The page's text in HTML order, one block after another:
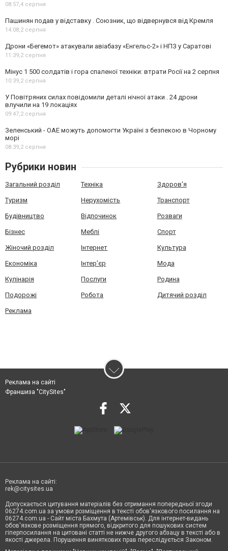
08:57,4 серпня
Пашинян подав у відставку . Союзник, що відвернувся від Кремля
14:08,2 серпня
Дрони «Бегемот» атакували авіабазу «Енгельс-2» і НПЗ у Саратові
11:39,2 серпня
Мінус 1 500 солдатів і гора спаленої техніки: втрати Росії на 2 серпня
10:39,2 серпня
У Повітряних силах повідомили деталі нічної атаки . 24 дрони
влучили на 19 локаціях
09:47,2 серпня
Зеленський - ОАЕ можуть допомогти Україні з безпекою в Чорному
морі
08:39,2 серпня
Рубрики новин
Загальний розділ Техніка Здоров'я
Туризм Нерухомість Транспорт
Будівництво Відпочинок Розваги
Бізнес Меблі Спорт
Жіночий розділ Інтернет Культура
Економіка Інтер'єр Мода
Кулінарія Послуги Родина
Подорожі Робота Дитячий розділ
Реклама
Реклама на сайті
Франшиза "CitySites"
Реклама на сайті:
rek@citysites.ua
Допускається цитування матеріалів без отримання попередньої згоди
06274.com.ua за умови розміщення в тексті обов'язкового посилання на
06274.com.ua - Сайт міста Бахмута (Артемівськ). Для інтернет-видань
обов'язкове розміщення прямого, відкритого для пошукових систем
гіперпосилання на цитовані статті не нижче другого абзацу в тексті або в
якості джерела. Порушення виняткових прав переслідується Законом.